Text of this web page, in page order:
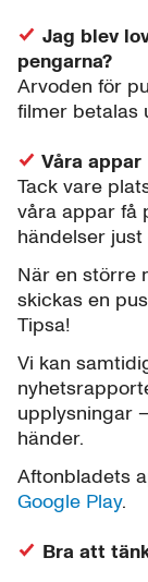
Jag blev
pengarna?
Arvoden för
filmer betalas
Våra appar
Tack vare
våra appar få
händelser
När en större
skickas en
Tipsa!
Vi kan
upplysningar
händer.
Aftonbladets
Google Play.
Bra att